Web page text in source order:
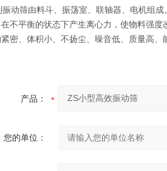
动筛由料斗、振荡室、联轴器、电机组
不平衡的状态下产生离心力，使物料强
密、体积小、不扬尘、噪音低、质量高、
产品：
您的单位：